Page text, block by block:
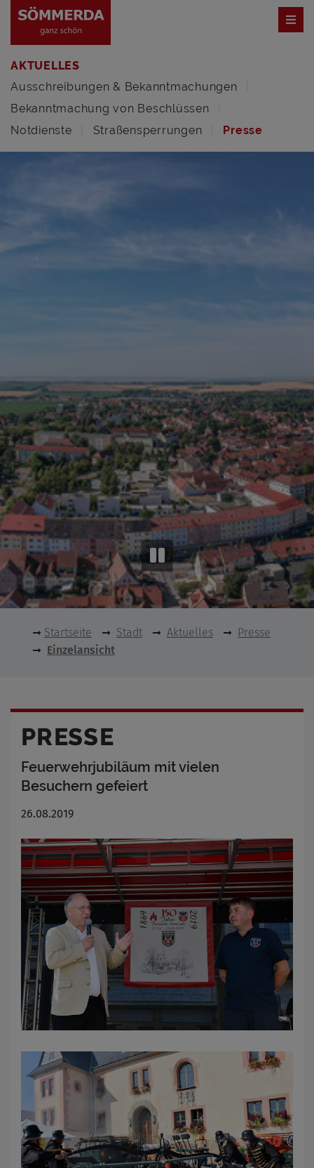
AKTUELLES
Ausschreibungen & Bekanntmachungen
Bekanntmachung von Beschlüssen
Notdienste
Straßensperrungen Presse
Startseite Stadt Aktuelles
Presse
Einzelansicht
PRESSE
Feuerwehrjubiläum mit vielen
Besuchern gefeiert
26.08.2019